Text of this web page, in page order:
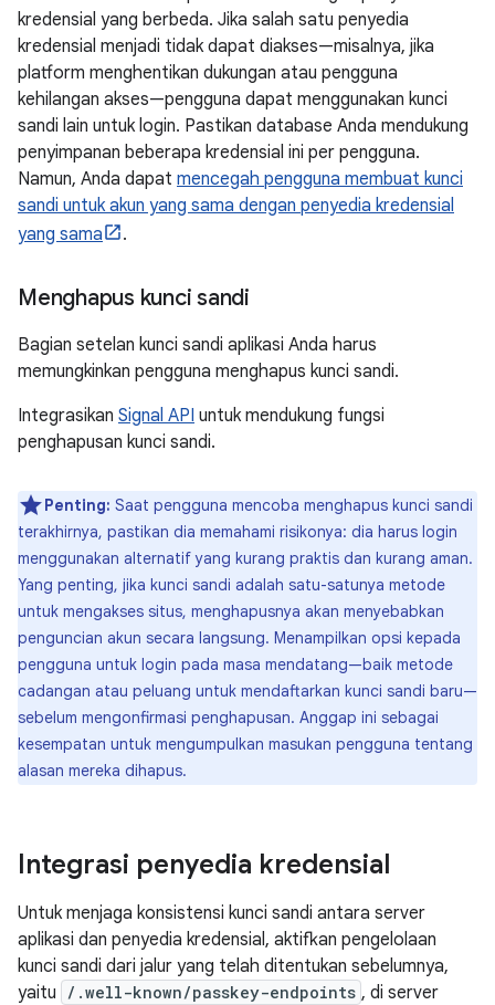
kredensial yang berbeda. Jika salah satu penyedia
kredensial menjadi tidak dapat diakses—misalnya, jika
platform menghentikan dukungan atau pengguna
kehilangan akses—pengguna dapat menggunakan kunci
sandi lain untuk login. Pastikan database Anda mendukung
penyimpanan beberapa kredensial ini per pengguna.
Namun, Anda dapat mencegah pengguna membuat kunci
sandi untuk akun yang sama dengan penyedia kredensial
yang sama
.
Menghapus kunci sandi
Bagian setelan kunci sandi aplikasi Anda harus
memungkinkan pengguna menghapus kunci sandi.
Integrasikan Signal API untuk mendukung fungsi
penghapusan kunci sandi.
Penting: Saat pengguna mencoba menghapus kunci sandi
terakhirnya, pastikan dia memahami risikonya: dia harus login
menggunakan alternatif yang kurang praktis dan kurang aman.
Yang penting, jika kunci sandi adalah satu-satunya metode
untuk mengakses situs, menghapusnya akan menyebabkan
penguncian akun secara langsung. Menampilkan opsi kepada
pengguna untuk login pada masa mendatang—baik metode
cadangan atau peluang untuk mendaftarkan kunci sandi baru—
sebelum mengonfirmasi penghapusan. Anggap ini sebagai
kesempatan untuk mengumpulkan masukan pengguna tentang
alasan mereka dihapus.
Integrasi penyedia kredensial
Untuk menjaga konsistensi kunci sandi antara server
aplikasi dan penyedia kredensial, aktifkan pengelolaan
kunci sandi dari jalur yang telah ditentukan sebelumnya,
yaitu
/.well-known/passkey-endpoints , di server